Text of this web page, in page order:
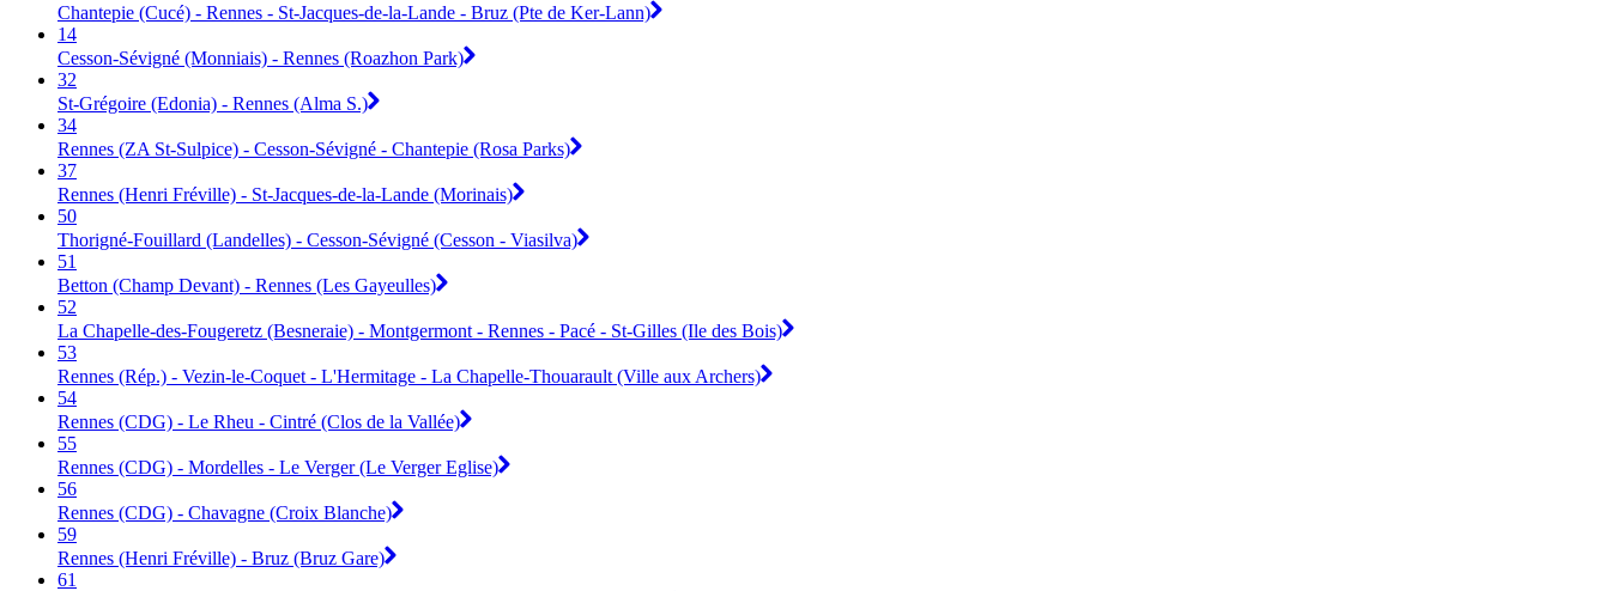
Chantepie (Cucé) - Rennes - St-Jacques-de-la-Lande - Bruz (Pte de Ker-Lann)
14
Cesson-Sévigné (Monniais) - Rennes (Roazhon Park)
32
St-Grégoire (Edonia) - Rennes (Alma S.)
34
Rennes (ZA St-Sulpice) - Cesson-Sévigné - Chantepie (Rosa Parks)
37
Rennes (Henri Fréville) - St-Jacques-de-la-Lande (Morinais)
50
Thorigné-Fouillard (Landelles) - Cesson-Sévigné (Cesson - Viasilva)
51
Betton (Champ Devant) - Rennes (Les Gayeulles)
52
La Chapelle-des-Fougeretz (Besneraie) - Montgermont - Rennes - Pacé - St-Gilles (Ile des Bois)
53
Rennes (Rép.) - Vezin-le-Coquet - L'Hermitage - La Chapelle-Thouarault (Ville aux Archers)
54
Rennes (CDG) - Le Rheu - Cintré (Clos de la Vallée)
55
Rennes (CDG) - Mordelles - Le Verger (Le Verger Eglise)
56
Rennes (CDG) - Chavagne (Croix Blanche)
59
Rennes (Henri Fréville) - Bruz (Bruz Gare)
61